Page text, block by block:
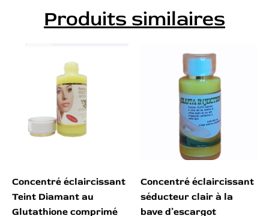
Produits similaires
Concentré éclaircissant
Teint Diamant au
Glutathione comprimé
Concentré éclaircissant
séducteur clair à la
bave d’escargot